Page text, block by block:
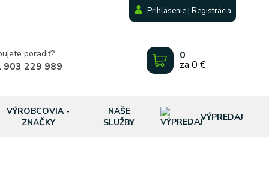
Prihlásenie | Registrácia
poradiť?
903 229 989
0
za 0 €
VÝROBCOVIA -
ZNAČKY
NAŠE
SLUŽBY
VÝPREDAJ